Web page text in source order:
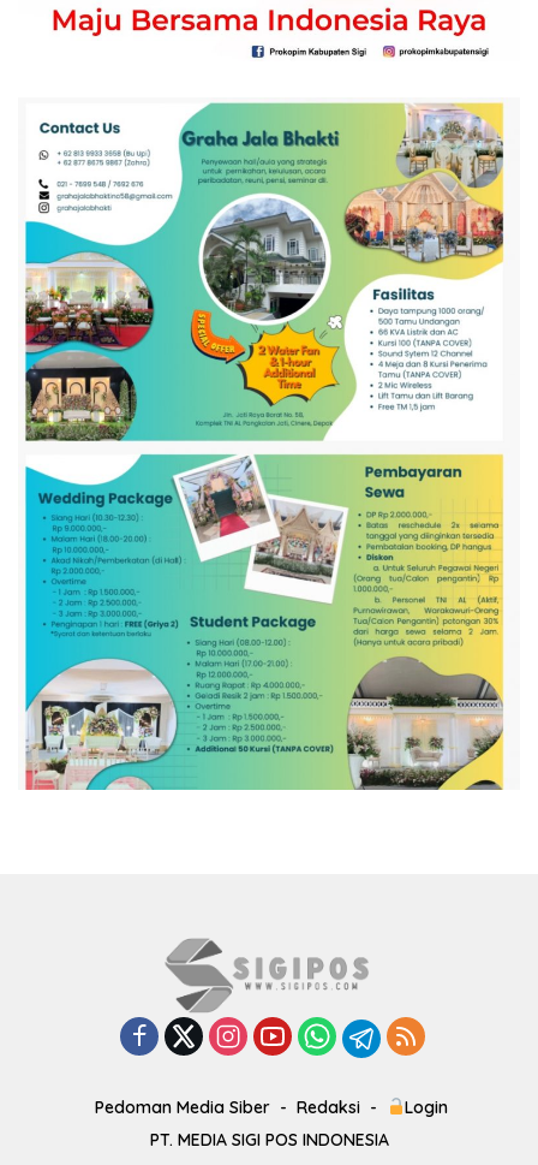
Pedoman Media Siber Redaksi
Login
PT. MEDIA SIGI POS INDONESIA